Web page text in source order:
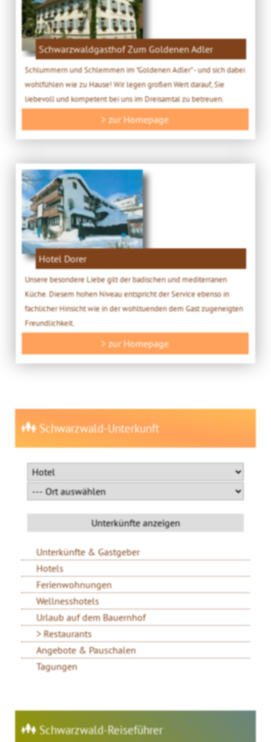
Schwarzwaldgasthof Zum Goldenen Adler
Schlummern und Schlemmen im "Goldenen Adler" - und sich dabei
wohlfühlen wie zu Hause! Wir legen großen Wert darauf, Sie
liebevoll und kompetent bei uns im Dreisamtal zu betreuen.
> zur Homepage
Hotel Dorer
Unsere besondere Liebe gilt der badischen und mediterranen
Küche. Diesem hohen Niveau entspricht der Service ebenso in
fachlicher Hinsicht wie in der wohltuenden dem Gast zugeneigten
Freundlichkeit.
> zur Homepage
Schwarzwald-Unterkunft
Unterkünfte & Gastgeber
Hotels
Ferienwohnungen
Wellnesshotels
Urlaub auf dem Bauernhof
Restaurants
Angebote & Pauschalen
Tagungen
Schwarzwald-Reiseführer